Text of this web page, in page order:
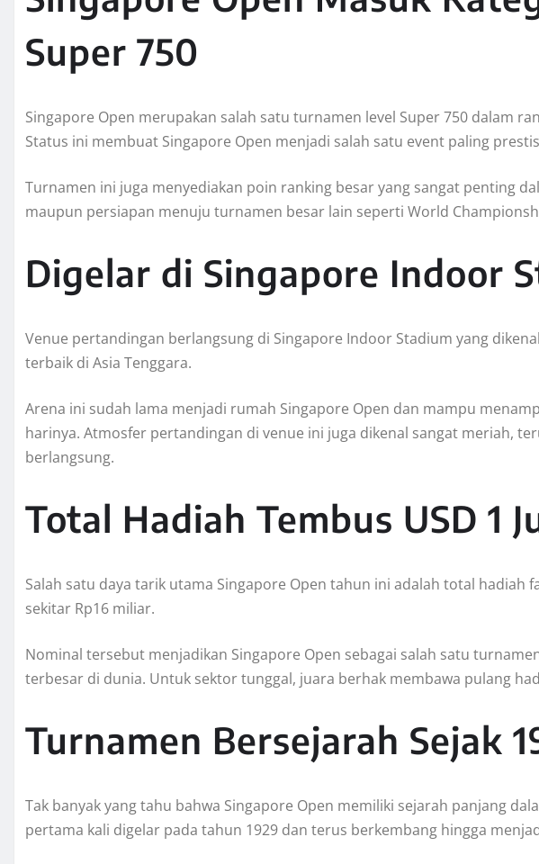
Super 750
Singapore Open merupakan salah satu turnamen level Super 750 dalam
Status ini membuat Singapore Open menjadi salah satu event paling
Turnamen ini juga menyediakan poin ranking besar yang sangat penting
maupun persiapan menuju turnamen besar lain seperti World
Digelar di Singapore Indoor
Venue pertandingan berlangsung di Singapore Indoor Stadium yang
terbaik di Asia Tenggara.
Arena ini sudah lama menjadi rumah Singapore Open dan mampu
harinya. Atmosfer pertandingan di venue ini juga dikenal sangat meriah,
berlangsung.
Total Hadiah Tembus USD 1
Salah satu daya tarik utama Singapore Open tahun ini adalah total hadiah
sekitar Rp16 miliar.
Nominal tersebut menjadikan Singapore Open sebagai salah satu
terbesar di dunia. Untuk sektor tunggal, juara berhak membawa pulang
Turnamen Bersejarah Sejak
Tak banyak yang tahu bahwa Singapore Open memiliki sejarah panjang
pertama kali digelar pada tahun 1929 dan terus berkembang hingga